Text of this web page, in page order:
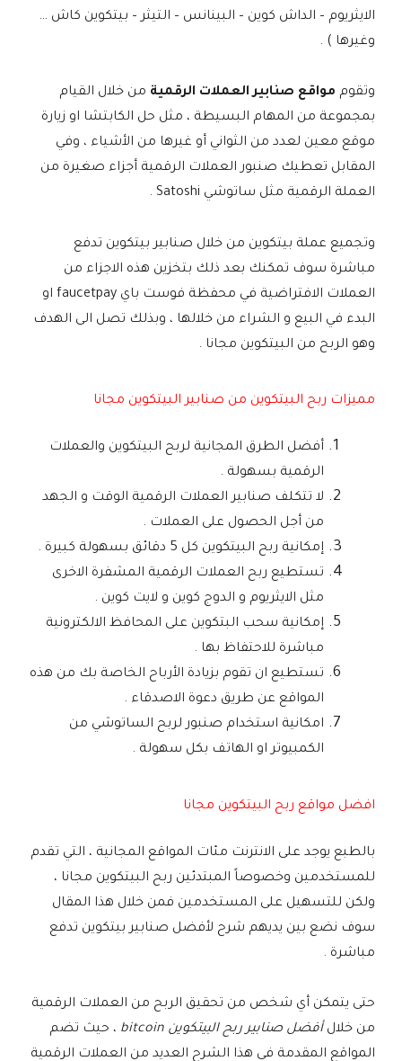
الايثريوم – الداش كوين – البينانس – التيثر – بيتكوين كاش …
وغيرها ) .
وتقوممواقع صنابير العملات الرقميةمن خلال القيام
بمجموعة من المهام البسيطة ، مثل حل الكابتشا او زيارة
موقع معين لعدد من الثواني أو غيرها من الأشياء ، وفي
المقابل تعطيك صنبور العملات الرقمية أجزاء صغيرة من
العملة الرقمية مثل ساتوشي Satoshi .
وتجميع عملة بيتكوين من خلال صنابير بيتكوين تدفع
مباشرة سوف تمكنك بعد ذلك بتخزين هذه الاجزاء من
العملات الافتراضية في محفظة فوست باي faucetpay او
البدء في البيع و الشراء من خلالها ، وبذلك تصل الى الهدف
وهو الربح من البيتكوين مجانا .
مميزات ربح البيتكوين من صنابير البيتكوين مجانا
أفضل الطرق المجانية لربح البيتكوين والعملات
الرقمية بسهولة .
لا تتكلف صنابير العملات الرقمية الوقت و الجهد
من أجل الحصول على العملات .
إمكانية ربح البيتكوين كل 5 دقائق بسهولة كبيرة .
تستطيع ربح العملات الرقمية المشفرة الاخرى
مثل الايثريوم و الدوج كوين و لايت كوين .
إمكانية سحب البتكوين على المحافظ الالكترونية
مباشرة للاحتفاظ بها .
تستطيع ان تقوم بزيادة الأرباح الخاصة بك من هذه
المواقع عن طريق دعوة الاصدقاء .
امكانية استخدام صنبور لربح الساتوشي من
الكمبيوتر او الهاتف بكل سهولة .
افضل مواقع ربح البيتكوين مجانا
بالطبع يوجد على الانترنت مئات المواقع المجانية ، التي تقدم
للمستخدمين وخصوصاً المبتدئين ربح البيتكوين مجانا ،
ولكن للتسهيل على المستخدمين فمن خلال هذا المقال
سوف نضع بين يديهم شرح لأفضل صنابير بيتكوين تدفع
مباشرة .
حتى يتمكن أي شخص من تحقيق الربح من العملات الرقمية
من خلالأفضل صنابير ربح البيتكوين bitcoin
، حيث تضم
المواقع المقدمة في هذا الشرح العديد من العملات الرقمية